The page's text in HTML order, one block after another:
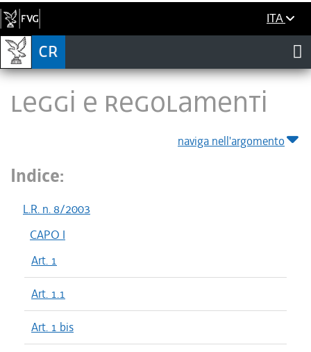
ITA
LEGGI E REGOLAMENTI
naviga nell'argomento
Indice:
L.R. n. 8/2003
CAPO I
Art. 1
Art. 1.1
Art. 1 bis